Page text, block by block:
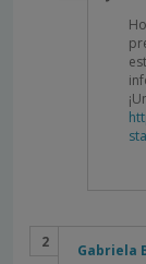
Gabriela